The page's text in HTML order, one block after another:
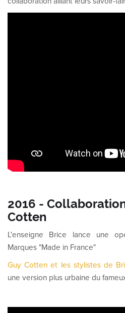
2016 -
Cotten
L'enseigne Brice lance une
Marques "Made in France"
Guy Cotten et les stylistes de
une version plus urbaine du